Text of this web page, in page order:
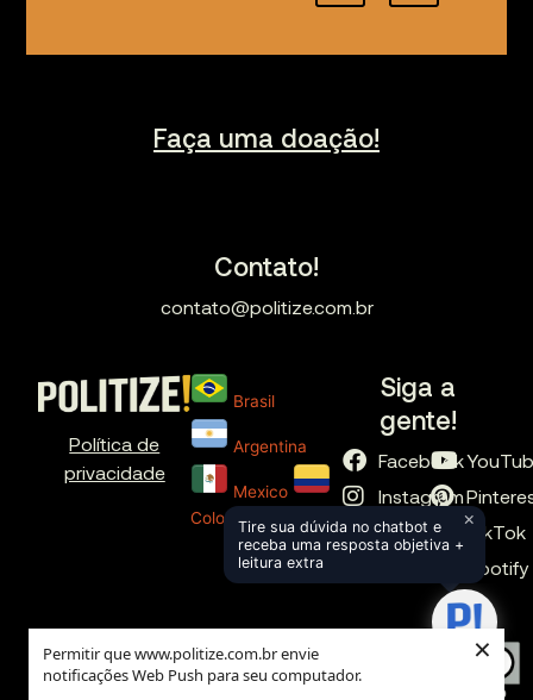
Permitir que www.politize.com.br envie
notificações Web Push para seu computador.
×
Faça uma doação!
Contato!
contato@politize.com.br
Política de
privacidade
Brasil
Argentina
Mexico
Colombia
Siga a
gente!
Facebook
Instagram
X
TikTok
Spotify
Tire sua dúvida no chatbot e
receba uma resposta objetiva +
leitura extra
×